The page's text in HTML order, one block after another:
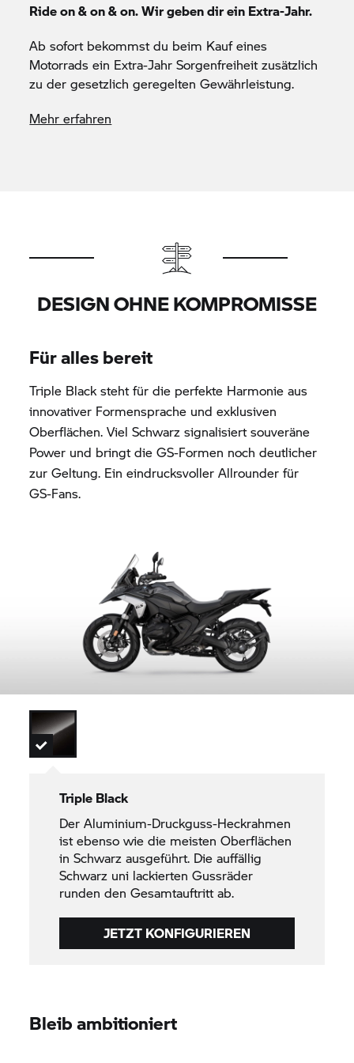
Ride on & on & on. Wir geben dir ein Extra-Jahr.
Ab sofort bekommst du beim Kauf eines
Motorrads ein Extra-Jahr Sorgenfreiheit zusätzlich
zu der gesetzlich geregelten Gewährleistung.
Mehr erfahren
DESIGN OHNE KOMPROMISSE
Für alles bereit
Triple Black steht für die perfekte Harmonie aus
innovativer Formensprache und exklusiven
Oberflächen. Viel Schwarz signalisiert souveräne
Power und bringt die GS-Formen noch deutlicher
zur Geltung. Ein eindrucksvoller Allrounder für
GS-Fans.
Triple Black
Der Aluminium-Druckguss-Heckrahmen
ist ebenso wie die meisten Oberflächen
in Schwarz ausgeführt. Die auffällig
Schwarz uni lackierten Gussräder
runden den Gesamtauftritt ab.
JETZT KONFIGURIEREN
Bleib ambitioniert